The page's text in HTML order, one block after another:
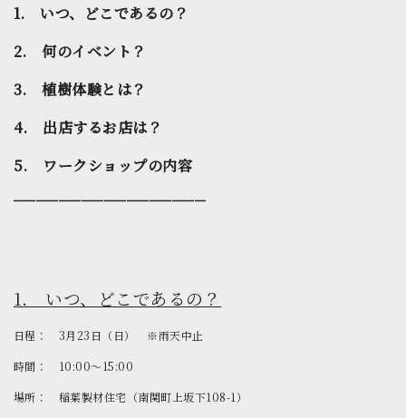
1. いつ、どこであるの？
2. 何のイベント？
3. 植樹体験とは？
4. 出店するお店は？
5. ワークショップの内容
━━━━━━━━━━━━━━━━━
1. いつ、どこであるの？
日程： 3月23日（日） ※雨天中止
時間： 10:00～15:00
場所： 稲葉製材住宅（南関町上坂下108-1）